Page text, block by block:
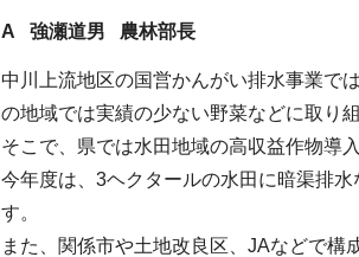
A 強瀬道男 農林部長
中川上流地区の国営かんがい排水事業で
の地域では実績の少ない野菜などに取り
そこで、県では水田地域の高収益作物導
今年度は、3ヘクタールの水田に暗渠排
す。
また、関係市や土地改良区、JAなどで